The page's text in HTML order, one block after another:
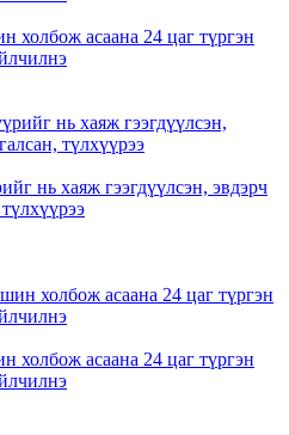
асаана 24 цаг түргэн
нь хаяж гээгдүүлсэн, эвдэрч
асаана 24 цаг түргэн